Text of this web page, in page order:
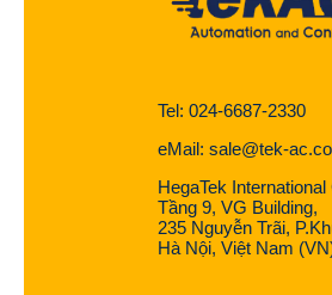
Tel: 024-6687-2330
eMail: sale@tek-
HegaTek International
Tầng 9, VG Building,
235 Nguyễn Trãi,
Hà Nội, Việt Nam